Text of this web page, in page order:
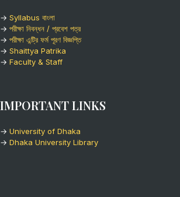
→ Syllabus বাংলা
→ পরীক্ষা নিবন্ধন / প্রবেশ পত্র
→ পরীক্ষা এন্ট্রি ফর্ম পূরণ বিজ্ঞপ্তি
→ Shaittya Patrika
→ Faculty & Staff
IMPORTANT LINKS
→ University of Dhaka
→ Dhaka University Library